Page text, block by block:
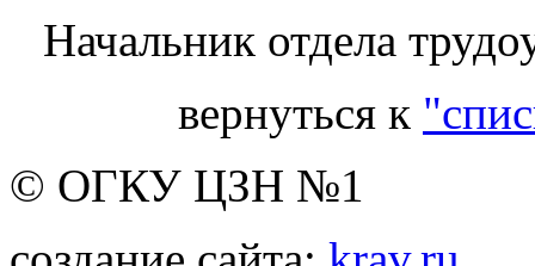
Начальник отдела
вернуться к
© ОГКУ ЦЗН №1